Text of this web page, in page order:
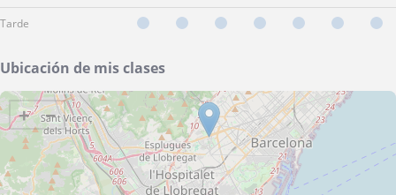
Tarde
Ubicación de mis clases
+ −